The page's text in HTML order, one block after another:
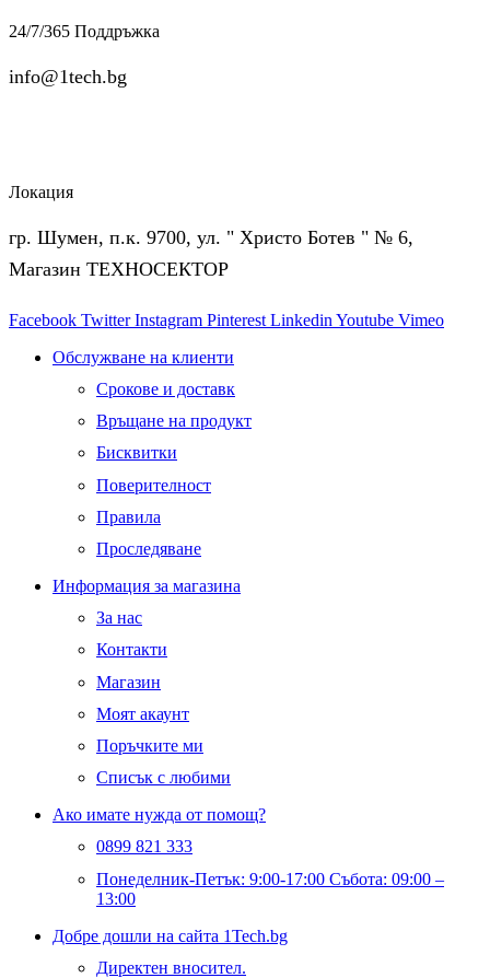
24/7/365 Поддръжка
info@1tech.bg
Локация
гр. Шумен, п.к. 9700, ул. " Христо Ботев " № 6,
Магазин ТЕХНОСЕКТОР
Facebook Twitter Instagram Pinterest Linkedin Youtube Vimeo
Обслужване на клиенти
Срокове и доставк
Връщане на продукт
Бисквитки
Поверителност
Правила
Проследяване
Информация за магазина
За нас
Контакти
Магазин
Моят акаунт
Поръчките ми
Списък с любими
Ако имате нужда от помощ?
0899 821 333
Понеделник-Петък: 9:00-17:00 Събота: 09:00 –
13:00
Добре дошли на сайта 1Tech.bg
Директен вносител.